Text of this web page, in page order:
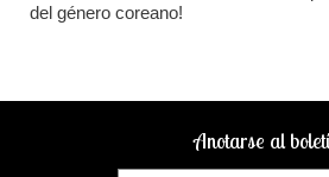
del género coreano!
Anotarse al